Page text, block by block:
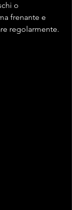
o
frenante e
regolarmente.